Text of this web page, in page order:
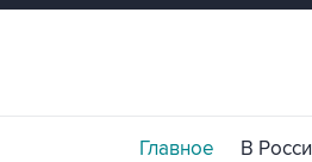
Главное В